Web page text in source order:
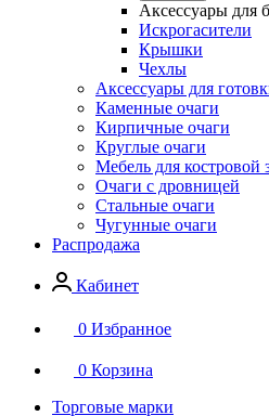
Аксессуары для
Искрогасители
Крышки
Чехлы
Аксессуары для
Каменные очаги
Кирпичные очаги
Круглые очаги
Мебель для костровой
Очаги с дровницей
Стальные очаги
Чугунные очаги
Распродажа
Кабинет
0 Избранное
0 Корзина
Торговые марки